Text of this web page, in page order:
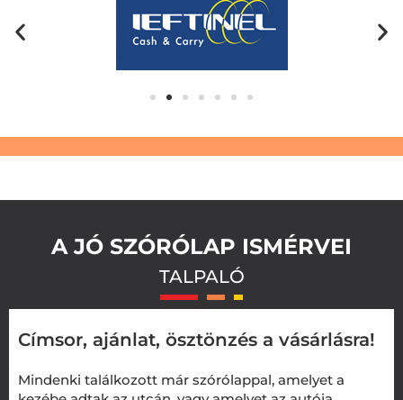
A JÓ SZÓRÓLAP ISMÉRVEI
TALPALÓ
Címsor, ajánlat, ösztönzés a vásárlásra!
Mindenki találkozott már szórólappal, amelyet a